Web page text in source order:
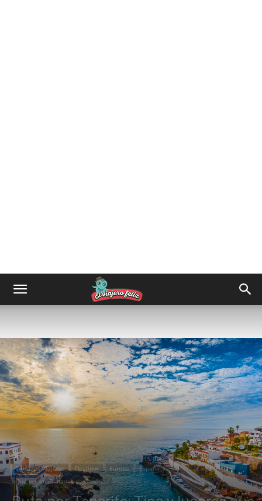
Consejos Viajeros Destinos Europa
España
Qué ver en Ciudades de Canarias